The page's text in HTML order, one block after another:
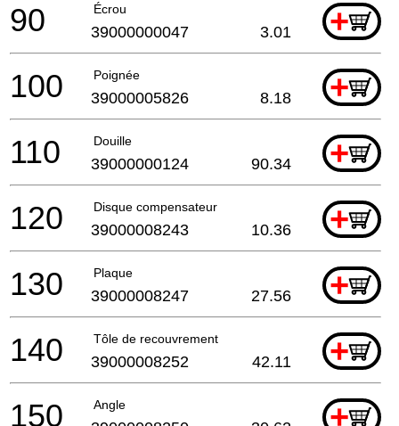
Écrou +
90 39000000047 3.01
Poignée +
100 39000005826 8.18
Douille +
110 39000000124 90.34
Disque compensateur +
120 39000008243 10.36
Plaque +
130 39000008247 27.56
Tôle de recouvrement +
140 39000008252 42.11
Angle +
150